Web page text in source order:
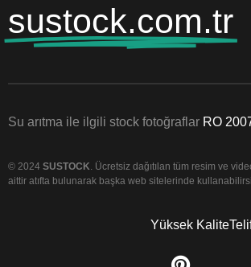
sustock.com.tr
Su arıtma ile ilgili stock fotoğraflar RO
© 2024 SUSTOCK. Ücretsiz dağıtılan tüm resim ve
aittir atıfta bulunarak başka web sitelerinde
Yüksek Kalite